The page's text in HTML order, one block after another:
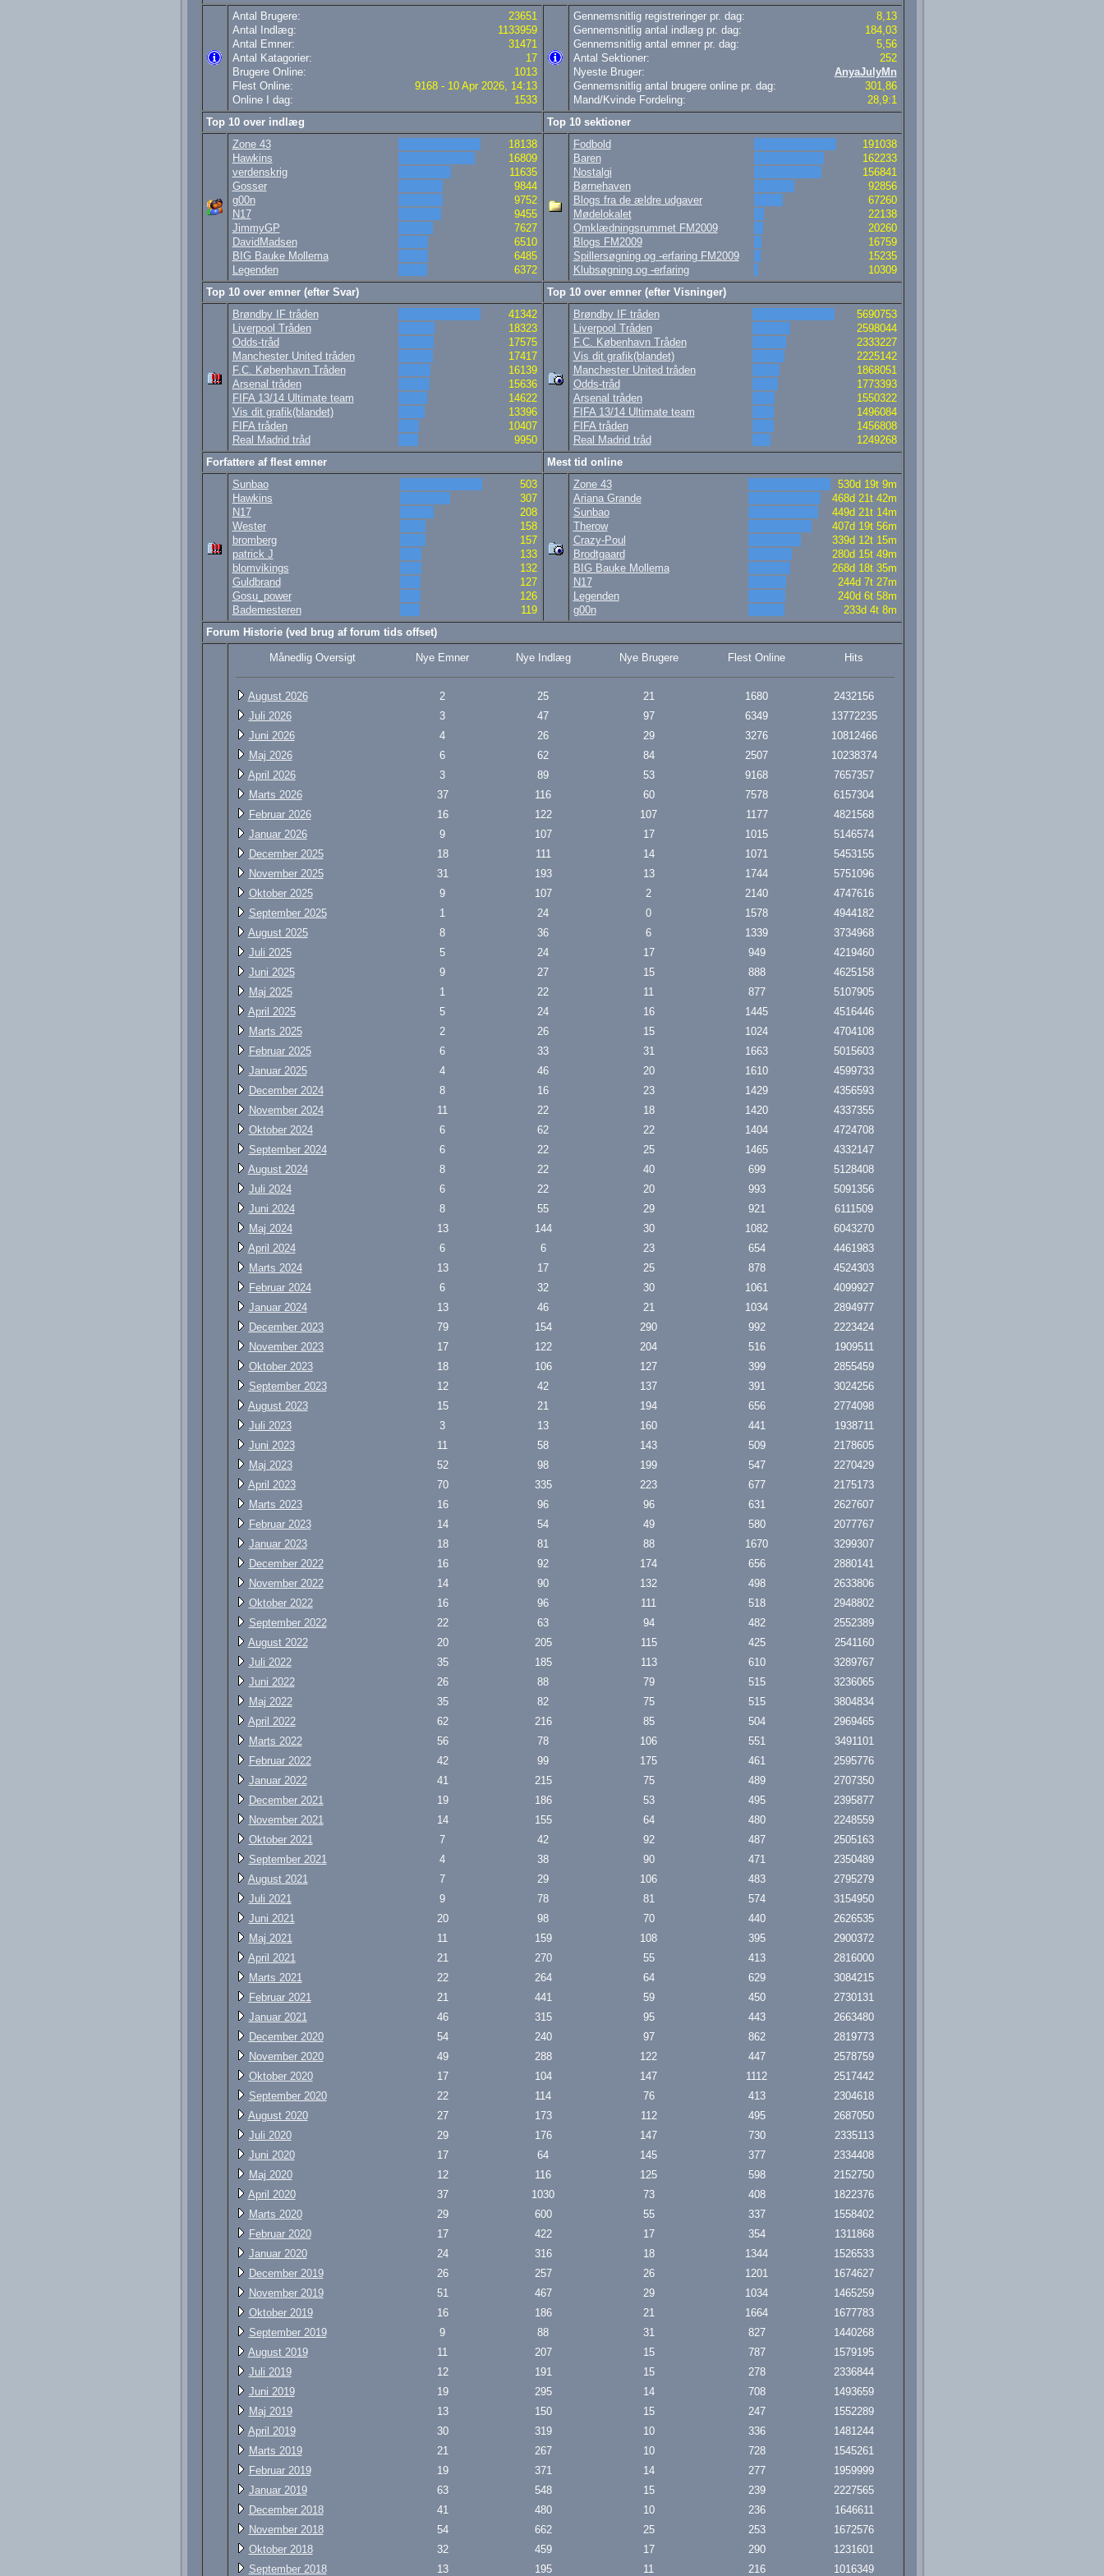
Antal Brugere:
23651
Antal Indlæg:
1133959
Antal Emner:
31471
Antal Katagorier:
17
Brugere Online:
1013
Flest Online:
9168 - 10 Apr 2026, 14:13
Online I dag:
1533
Gennemsnitlig registreringer pr. dag:
8,13
Gennemsnitlig antal indlæg pr. dag:
184,03
Gennemsnitlig antal emner pr. dag:
5,56
Antal Sektioner:
252
Nyeste Bruger:
AnyaJulyMn
Gennemsnitlig antal brugere online pr. dag:
301,86
Mand/Kvinde Fordeling:
28,9:1
Top 10 over indlæg
Top 10 sektioner
Zone 43
18138
Hawkins
16809
verdenskrig
11635
Gosser
9844
g00n
9752
N17
9455
JimmyGP
7627
DavidMadsen
6510
BIG Bauke Mollema
6485
Legenden
6372
Fodbold
191038
Baren
162233
Nostalgi
156841
Børnehaven
92856
Blogs fra de ældre udgaver
67260
Mødelokalet
22138
Omklædningsrummet FM2009
20260
Blogs FM2009
16759
Spillersøgning og -erfaring FM2009
15235
Klubsøgning og -erfaring
10309
Top 10 over emner (efter Svar)
Top 10 over emner (efter Visninger)
Brøndby IF tråden
41342
Liverpool Tråden
18323
Odds-tråd
17575
Manchester United tråden
17417
F.C. København Tråden
16139
Arsenal tråden
15636
FIFA 13/14 Ultimate team
14622
Vis dit grafik(blandet)
13396
FIFA tråden
10407
Real Madrid tråd
9950
Brøndby IF tråden
5690753
Liverpool Tråden
2598044
F.C. København Tråden
2333227
Vis dit grafik(blandet)
2225142
Manchester United tråden
1868051
Odds-tråd
1773393
Arsenal tråden
1550322
FIFA 13/14 Ultimate team
1496084
FIFA tråden
1456808
Real Madrid tråd
1249268
Forfattere af flest emner
Mest tid online
Sunbao
503
Hawkins
307
N17
208
Wester
158
bromberg
157
patrick J
133
blomvikings
132
Guldbrand
127
Gosu_power
126
Bademesteren
119
Zone 43
530d 19t 9m
Ariana Grande
468d 21t 42m
Sunbao
449d 21t 14m
Therow
407d 19t 56m
Crazy-Poul
339d 12t 15m
Brodtgaard
280d 15t 49m
BIG Bauke Mollema
268d 18t 35m
N17
244d 7t 27m
Legenden
240d 6t 58m
g00n
233d 4t 8m
Forum Historie (ved brug af forum tids offset)
Månedlig Oversigt Nye Emner Nye Indlæg Nye Brugere Flest Online Hits
August 2026 2 25 21 1680
2432156
Juli 2026
3 47 97 6349
13772235
Juni 2026
4 26 29 3276
10812466
Maj 2026
6 62 84 2507
10238374
April 2026
3 89 53 9168
7657357
Marts 2026
37 116 60 7578
6157304
Februar 2026
16 122 107 1177
4821568
Januar 2026
9 107 17 1015
5146574
December 2025
18 111 14 1071
5453155
November 2025
31 193 13 1744
5751096
Oktober 2025
9 107 2 2140
4747616
September 2025
1 24 0 1578
4944182
August 2025
8 36 6 1339
3734968
Juli 2025
5 24 17 949
4219460
Juni 2025
9 27 15 888
4625158
Maj 2025
1 22 11 877
5107905
April 2025
5 24 16 1445
4516446
Marts 2025
2 26 15 1024
4704108
Februar 2025
6 33 31 1663
5015603
Januar 2025
4 46 20 1610
4599733
December 2024
8 16 23 1429
4356593
November 2024
11 22 18 1420
4337355
Oktober 2024
6 62 22 1404
4724708
September 2024
6 22 25 1465
4332147
August 2024
8 22 40 699
5128408
Juli 2024
6 22 20 993
5091356
Juni 2024
8 55 29 921
6111509
Maj 2024
13 144 30 1082
6043270
April 2024
6 6 23 654
4461983
Marts 2024
13 17 25 878
4524303
Februar 2024
6 32 30 1061
4099927
Januar 2024
13 46 21 1034
2894977
December 2023
79 154 290 992
2223424
November 2023
17 122 204 516
1909511
Oktober 2023
18 106 127 399
2855459
September 2023
12 42 137 391
3024256
August 2023
15 21 194 656
2774098
Juli 2023
3 13 160 441
1938711
Juni 2023
11 58 143 509
2178605
Maj 2023
52 98 199 547
2270429
April 2023
70 335 223 677
2175173
Marts 2023
16 96 96 631
2627607
Februar 2023
14 54 49 580
2077767
Januar 2023
18 81 88 1670
3299307
December 2022
16 92 174 656
2880141
November 2022
14 90 132 498
2633806
Oktober 2022
16 96 111 518
2948802
September 2022
22 63 94 482
2552389
August 2022
20 205 115 425
2541160
Juli 2022
35 185 113 610
3289767
Juni 2022
26 88 79 515
3236065
Maj 2022
35 82 75 515
3804834
April 2022
62 216 85 504
2969465
Marts 2022
56 78 106 551
3491101
Februar 2022
42 99 175 461
2595776
Januar 2022
41 215 75 489
2707350
December 2021
19 186 53 495
2395877
November 2021
14 155 64 480
2248559
Oktober 2021
7 42 92 487
2505163
September 2021
4 38 90 471
2350489
August 2021
7 29 106 483
2795279
Juli 2021
9 78 81 574
3154950
Juni 2021
20 98 70 440
2626535
Maj 2021
11 159 108 395
2900372
April 2021
21 270 55 413
2816000
Marts 2021
22 264 64 629
3084215
Februar 2021
21 441 59 450
2730131
Januar 2021
46 315 95 443
2663480
December 2020
54 240 97 862
2819773
November 2020
49 288 122 447
2578759
Oktober 2020
17 104 147 1112
2517442
September 2020
22 114 76 413
2304618
August 2020
27 173 112 495
2687050
Juli 2020
29 176 147 730
2335113
Juni 2020
17 64 145 377
2334408
Maj 2020
12 116 125 598
2152750
April 2020
37 1030 73 408
1822376
Marts 2020
29 600 55 337
1558402
Februar 2020
17 422 17 354
1311868
Januar 2020
24 316 18 1344
1526533
December 2019
26 257 26 1201
1674627
November 2019
51 467 29 1034
1465259
Oktober 2019
16 186 21 1664
1677783
September 2019
9 88 31 827
1440268
August 2019
11 207 15 787
1579195
Juli 2019
12 191 15 278
2336844
Juni 2019
19 295 14 708
1493659
Maj 2019
13 150 15 247
1552289
April 2019
30 319 10 336
1481244
Marts 2019
21 267 10 728
1545261
Februar 2019
19 371 14 277
1959999
Januar 2019
63 548 15 239
2227565
December 2018
41 480 10 236
1646611
November 2018
54 662 25 253
1672576
Oktober 2018
32 459 17 290
1231601
September 2018
13 195 11 216 1016349